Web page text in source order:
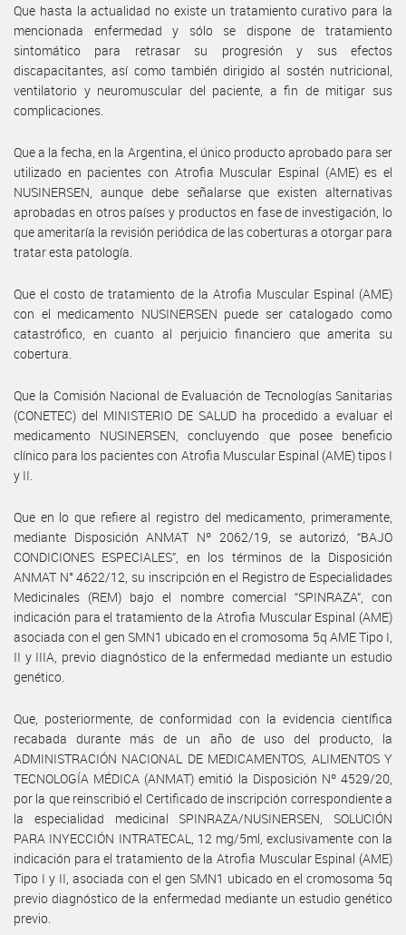
Que hasta la actualidad no existe un tratamiento curativo para la
mencionada enfermedad y sólo se dispone de tratamiento
sintomático para retrasar su progresión y sus efectos
discapacitantes, así como también dirigido al sostén nutricional,
ventilatorio y neuromuscular del paciente, a fin de mitigar sus
complicaciones.
Que a la fecha, en la Argentina, el único producto aprobado para ser
utilizado en pacientes con Atrofia Muscular Espinal (AME) es el
NUSINERSEN, aunque debe señalarse que existen alternativas
aprobadas en otros países y productos en fase de investigación, lo
que ameritaría la revisión periódica de las coberturas a otorgar para
tratar esta patología.
Que el costo de tratamiento de la Atrofia Muscular Espinal (AME)
con el medicamento NUSINERSEN puede ser catalogado como
catastrófico, en cuanto al perjuicio financiero que amerita su
cobertura.
Que la Comisión Nacional de Evaluación de Tecnologías Sanitarias
(CONETEC) del MINISTERIO DE SALUD ha procedido a evaluar el
medicamento NUSINERSEN, concluyendo que posee beneficio
clínico para los pacientes con Atrofia Muscular Espinal (AME) tipos I
y II.
Que en lo que refiere al registro del medicamento, primeramente,
mediante Disposición ANMAT Nº 2062/19, se autorizó, “BAJO
CONDICIONES ESPECIALES”, en los términos de la Disposición
ANMAT N° 4622/12, su inscripción en el Registro de Especialidades
Medicinales (REM) bajo el nombre comercial “SPINRAZA”, con
indicación para el tratamiento de la Atrofia Muscular Espinal (AME)
asociada con el gen SMN1 ubicado en el cromosoma 5q AME Tipo I,
II y IIIA, previo diagnóstico de la enfermedad mediante un estudio
genético.
Que, posteriormente, de conformidad con la evidencia científica
recabada durante más de un año de uso del producto, la
ADMINISTRACIÓN NACIONAL DE MEDICAMENTOS, ALIMENTOS Y
TECNOLOGÍA MÉDICA (ANMAT) emitió la Disposición Nº 4529/20,
por la que reinscribió el Certificado de inscripción correspondiente a
la especialidad medicinal SPINRAZA/NUSINERSEN, SOLUCIÓN
PARA INYECCIÓN INTRATECAL, 12 mg/5ml, exclusivamente con la
indicación para el tratamiento de la Atrofia Muscular Espinal (AME)
Tipo I y II, asociada con el gen SMN1 ubicado en el cromosoma 5q
previo diagnóstico de la enfermedad mediante un estudio genético
previo.